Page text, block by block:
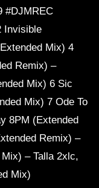
#DJMREC
Invisible
Mix) 4
Remix) –
Mix) 6 Sic
Mix) 7 Ode To
8PM (Extended
Remix) –
– Talla 2xlc,
Mix)